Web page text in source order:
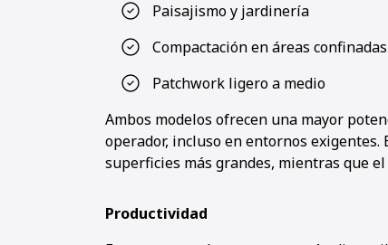
Paisajismo y jardinería
Compactación en áreas confinadas
Patchwork ligero a medio
Ambos modelos ofrecen una mayor
operador, incluso en entornos exigentes.
superficies más grandes, mientras que el
Productividad